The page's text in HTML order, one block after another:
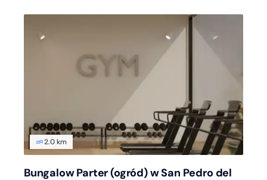
2.0 km
Bungalow Parter (ogród) w San Pedro del